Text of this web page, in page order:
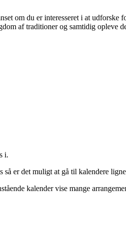
om du er interesseret i at
af traditioner og samtidig opleve
i.
er det muligt at gå til kalendere
kalender vise mange